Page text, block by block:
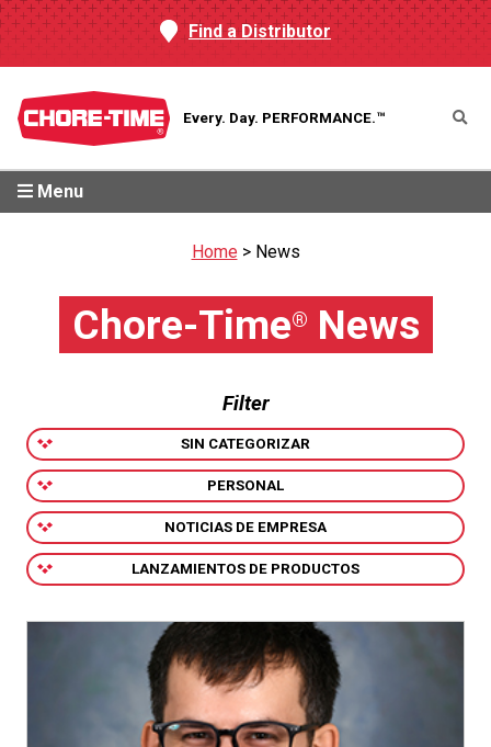
Find a Distributor
Every. Day. PERFORMANCE.™
Menu
Home> News
Chore-Time® News
Filter
SIN CATEGORIZAR
PERSONAL
NOTICIAS DE EMPRESA
LANZAMIENTOS DE PRODUCTOS